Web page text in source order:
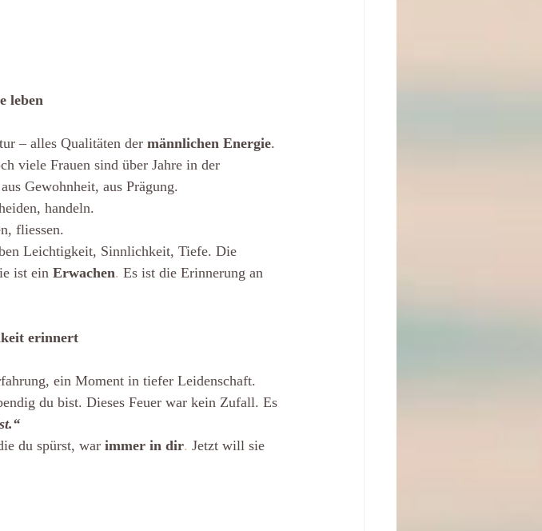
leben
– alles Qualitäten der männlichen Energie.
viele Frauen sind über Jahre in der
Gewohnheit, aus Prägung.
handeln.
fliessen.
Leichtigkeit, Sinnlichkeit, Tiefe. Die
ist ein Erwachen. Es ist die Erinnerung an
erinnert
ein Moment in tiefer Leidenschaft.
du bist. Dieses Feuer war kein Zufall. Es
du spürst, war immer in dir. Jetzt will sie